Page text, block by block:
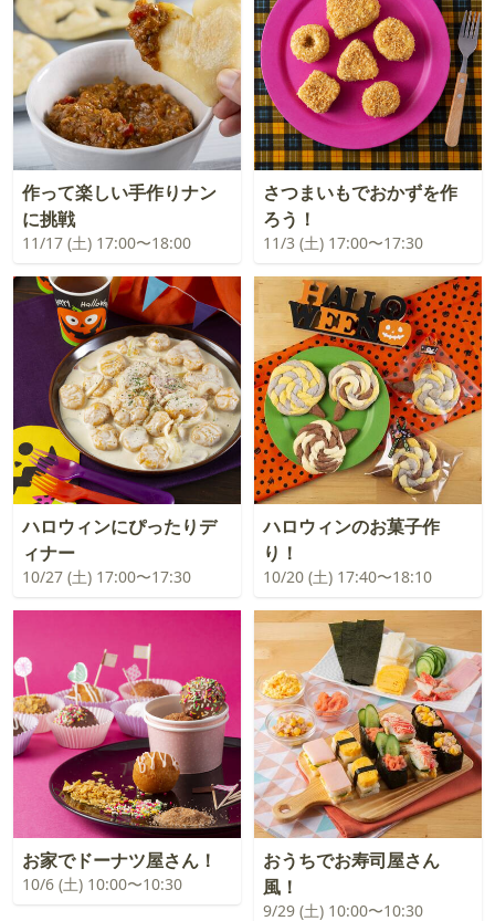
作って楽しい手作りナン
に挑戦
11/17 (土) 17:00〜18:00
さつまいもでおかずを作
ろう！
11/3 (土) 17:00〜17:30
ハロウィンにぴったりデ
ィナー
10/27 (土) 17:00〜17:30
ハロウィンのお菓子作
り！
10/20 (土) 17:40〜18:10
お家でドーナツ屋さん！
10/6 (土) 10:00〜10:30
おうちでお寿司屋さん
風！
9/29 (土) 10:00〜10:30